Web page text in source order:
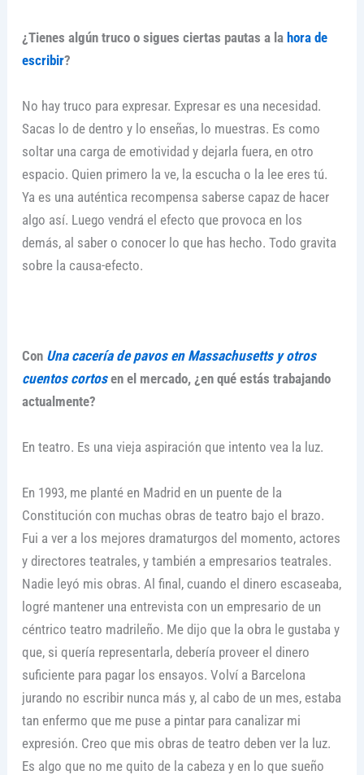
¿Tienes algún truco o sigues ciertas pautas a la hora de
escribir?
No hay truco para expresar. Expresar es una necesidad.
Sacas lo de dentro y lo enseñas, lo muestras. Es como
soltar una carga de emotividad y dejarla fuera, en otro
espacio. Quien primero la ve, la escucha o la lee eres tú.
Ya es una auténtica recompensa saberse capaz de hacer
algo así. Luego vendrá el efecto que provoca en los
demás, al saber o conocer lo que has hecho. Todo gravita
sobre la causa-efecto.
Con Una cacería de pavos en Massachusetts y otros
cuentos cortosen el mercado, ¿en qué estás trabajando
actualmente?
En teatro. Es una vieja aspiración que intento vea la luz.
En 1993, me planté en Madrid en un puente de la
Constitución con muchas obras de teatro bajo el brazo.
Fui a ver a los mejores dramaturgos del momento, actores
y directores teatrales, y también a empresarios teatrales.
Nadie leyó mis obras. Al final, cuando el dinero escaseaba,
logré mantener una entrevista con un empresario de un
céntrico teatro madrileño. Me dijo que la obra le gustaba y
que, si quería representarla, debería proveer el dinero
suficiente para pagar los ensayos. Volví a Barcelona
jurando no escribir nunca más y, al cabo de un mes, estaba
tan enfermo que me puse a pintar para canalizar mi
expresión. Creo que mis obras de teatro deben ver la luz.
Es algo que no me quito de la cabeza y en lo que sueño